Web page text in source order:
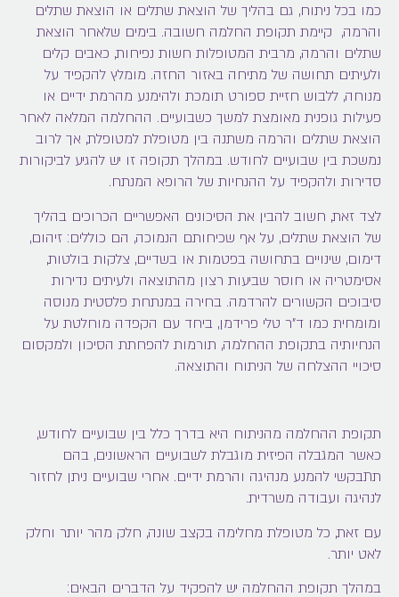
כמו בכל ניתוח, גם בהליך של הוצאת שתלים או הוצאת שתלים
והרמה, קיימת תקופת החלמה חשובה. בימים שלאחר הוצאת
שתלים והרמה, מרבית המטופלות חשות נפיחות, כאבים קלים
ולעיתים תחושה של מתיחה באזור החזה. מומלץ להקפיד על
מנוחה, ללבוש חזיית ספורט תומכת ולהימנע מהרמת ידיים או
פעילות גופנית מאומצת למשך כשבועיים. ההחלמה המלאה לאחר
הוצאת שתלים והרמה משתנה בין מטופלת למטופלת, אך לרוב
נמשכת בין שבועיים לחודש. במהלך תקופה זו יש להגיע לביקורות
סדירות ולהקפיד על ההנחיות של הרופא המנתח.
לצד זאת, חשוב להבין את הסיכונים האפשריים הכרוכים בהליך
של הוצאת שתלים, על אף שכיחותם הנמוכה, הם כוללים: זיהום,
דימום, שינויים בתחושה בפטמות או בשדיים, צלקות בולטות,
אסימטריה או חוסר שביעות רצון מהתוצאה ולעיתים נדירות
סיבוכים הקשורים להרדמה. בחירה במנתחת פלסטית מנוסה
ומומחית כמו ד"ר טלי פרידמן, ביחד עם הקפדה מוחלטת על
הנחיותיה בתקופת ההחלמה, תורמות להפחתת הסיכון ולמקסום
סיכויי ההצלחה של הניתוח והתוצאה.
תקופת ההחלמה מהניתוח היא בדרך כלל בין שבועיים לחודש,
כאשר המגבלה הפיזית מוגבלת לשבועיים הראשונים, בהם
תתבקשי להמנע מנהיגה והרמת ידיים. אחרי שבועיים ניתן לחזור
לנהיגה ועבודה משרדית.
עם זאת, כל מטופלת מחלימה בקצב שונה, חלק מהר יותר וחלק
לאט יותר.
במהלך תקופת ההחלמה יש להפקיד על הדברים הבאים: